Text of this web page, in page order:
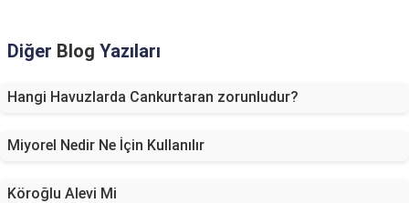
Diğer Blog Yazıları
Hangi Havuzlarda Cankurtaran zorunludur?
Miyorel Nedir Ne İçin Kullanılır
Köroğlu Alevi Mi